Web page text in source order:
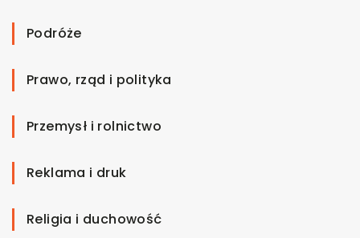
Podróże
Prawo, rząd i polityka
Przemysł i rolnictwo
Reklama i druk
Religia i duchowość